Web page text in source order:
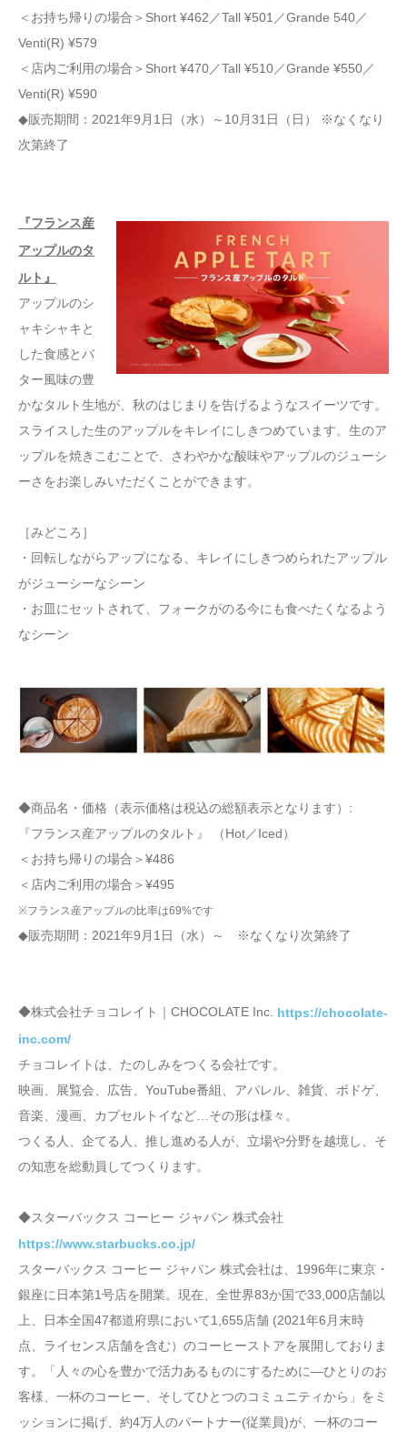
＜お持ち帰りの場合＞Short ¥462／Tall ¥501／Grande 540／
Venti(R) ¥579
＜店内ご利用の場合＞Short ¥470／Tall ¥510／Grande ¥550／
Venti(R) ¥590
◆販売期間：2021年9月1日（水）～10月31日（日） ※なくなり
次第終了
『フランス産
アップルのタ
ルト』
アップルのシ
ャキシャキと
した食感とバ
ター風味の豊
かなタルト生地が、秋のはじまりを告げるようなスイーツです。
スライスした生のアップルをキレイにしきつめています。生のア
ップルを焼きこむことで、さわやかな酸味やアップルのジューシ
ーさをお楽しみいただくことができます。
［みどころ］
・回転しながらアップになる、キレイにしきつめられたアップル
がジューシーなシーン
・お皿にセットされて、フォークがのる今にも食べたくなるよう
なシーン
◆商品名・価格（表示価格は税込の総額表示となります）:
『フランス産アップルのタルト』 （Hot／Iced）
＜お持ち帰りの場合＞¥486
＜店内ご利用の場合＞¥495
※フランス産アップルの比率は69%です
◆販売期間：2021年9月1日（水）～ ※なくなり次第終了
◆株式会社チョコレイト｜CHOCOLATE Inc. https://chocolate-
inc.com/
チョコレイトは、たのしみをつくる会社です。
映画、展覧会、広告、YouTube番組、アパレル、雑貨、ボドゲ、
音楽、漫画、カプセルトイなど…その形は様々。
つくる人、企てる人、推し進める人が、立場や分野を越境し、そ
の知恵を総動員してつくります。
◆スターバックス コーヒー ジャパン 株式会社
https://www.starbucks.co.jp/
スターバックス コーヒー ジャパン 株式会社は、1996年に東京・
銀座に日本第1号店を開業。現在、全世界83か国で33,000店舗以
上、日本全国47都道府県において1,655店舗 (2021年6月末時
点、ライセンス店舗を含む）のコーヒーストアを展開しておりま
す。「人々の心を豊かで活力あるものにするために—ひとりのお
客様、一杯のコーヒー、そしてひとつのコミュニティから」をミ
ッションに掲げ、約4万人のパートナー(従業員)が、一杯のコー